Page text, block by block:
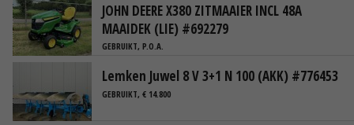
JOHN DEERE X380 ZITMAAIER INCL 48A
MAAIDEK (LIE) #692279
GEBRUIKT, P.O.A.
Lemken Juwel 8 V 3+1 N 100 (AKK) #776453
GEBRUIKT, € 14.800